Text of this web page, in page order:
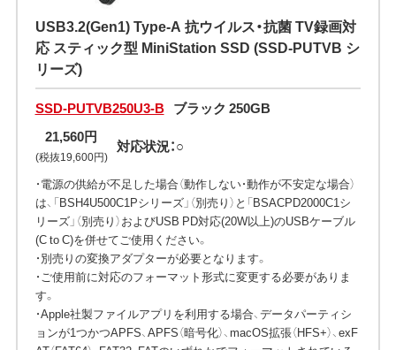
USB3.2(Gen1) Type-A 抗ウイルス・抗菌 TV録画対
応 スティック型 MiniStation SSD (SSD-PUTVB シ
リーズ)
SSD-PUTVB250U3-B ブラック 250GB
21,560円
(税抜19,600円)
対応状況：○
・電源の供給が不足した場合（動作しない・動作が不安定な場合）
は、「BSH4U500C1Pシリーズ」（別売り）と「BSACPD2000C1シ
リーズ」（別売り）およびUSB PD対応(20W以上)のUSBケーブル
(C to C)を併せてご使用ください。
・別売りの変換アダプターが必要となります。
・ご使用前に対応のフォーマット形式に変更する必要がありま
す。
・Apple社製ファイルアプリを利用する場合、データパーティシ
ョンが1つかつAPFS、APFS（暗号化）、macOS拡張（HFS+）、exF